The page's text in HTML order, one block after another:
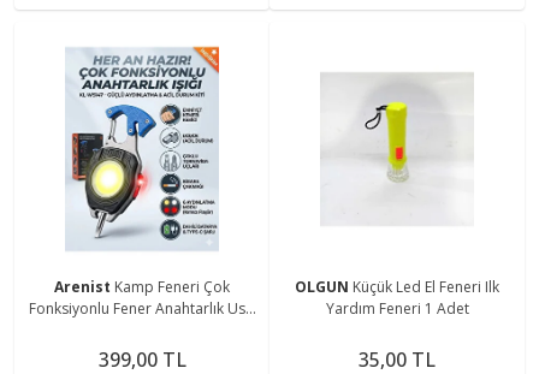
Arenist Kamp Feneri Çok
Fonksiyonlu Fener Anahtarlık Usb
Tornavida Açacak
399,00 TL
OLGUN Küçük Led El Feneri Ilk
Yardım Feneri 1 Adet
35,00 TL